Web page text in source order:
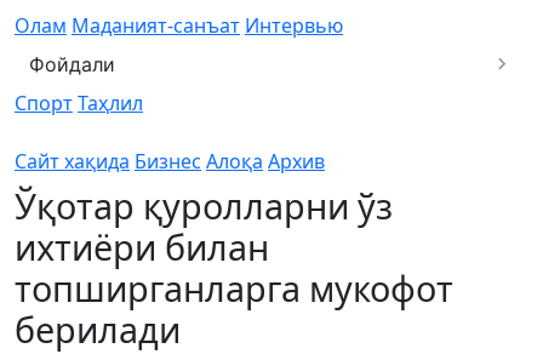
Олам Маданият-санъат Интервью
Фойдали
СпортТаҳлил
Сайт хақида Бизнес Алоқа Архив
Ўқотар қуролларни ўз
ихтиёри билан
топширганларга мукофот
берилади